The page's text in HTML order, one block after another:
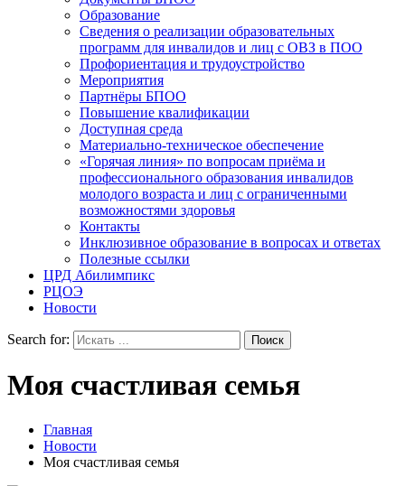
Образование
Сведения о реализации образовательных
программ для инвалидов и лиц с ОВЗ в ПОО
Профориентация и трудоустройство
Мероприятия
Партнёры БПОО
Повышение квалификации
Доступная среда
Материально-техническое обеспечение
«Горячая линия» по вопросам приёма и
профессионального образования инвалидов
молодого возраста и лиц с ограниченными
возможностями здоровья
Контакты
Инклюзивное образование в вопросах и ответах
Полезные ссылки
ЦРД Абилимпикс
РЦОЭ
Новости
Search for:
Моя счастливая семья
Главная
Новости
Моя счастливая семья